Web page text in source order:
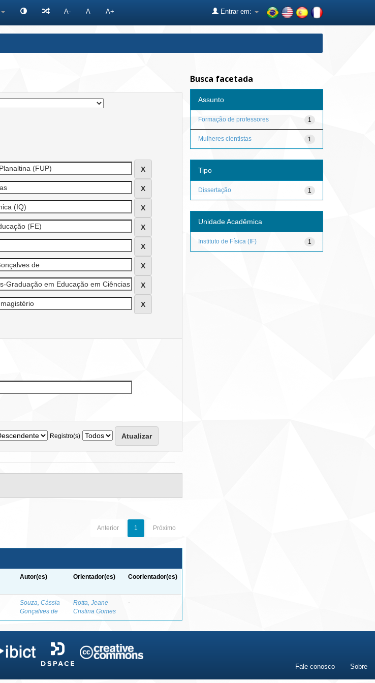
A- A A+ Entrar em:
Registro(s)
Anterior 1 Próximo
Autor(es) Orientador(es) Coorientador(es)
Souza, Cássia
Gonçalves de
Rotta, Jeane
Cristina Gomes
-
Busca facetada
Assunto
1
Formação de professores
1
Mulheres cientistas
Tipo
1
Dissertação
Unidade Acadêmica
1
Instituto de Física (IF)
Fale conosco Sobre